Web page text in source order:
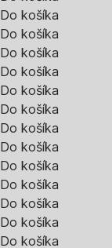
Do košíka
Do košíka
Do košíka
Do košíka
Do košíka
Do košíka
Do košíka
Do košíka
Do košíka
Do košíka
Do košíka
Do košíka
Do košíka